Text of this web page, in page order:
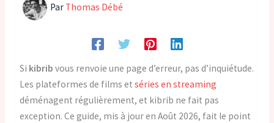
Par Thomas Débé
Si kibrib vous renvoie une page d’erreur, pas d’inquiétude.
Les plateformes de films etséries en streaming
déménagent régulièrement, et kibrib ne fait pas
exception. Ce guide, mis à jour en Août 2026, fait le point